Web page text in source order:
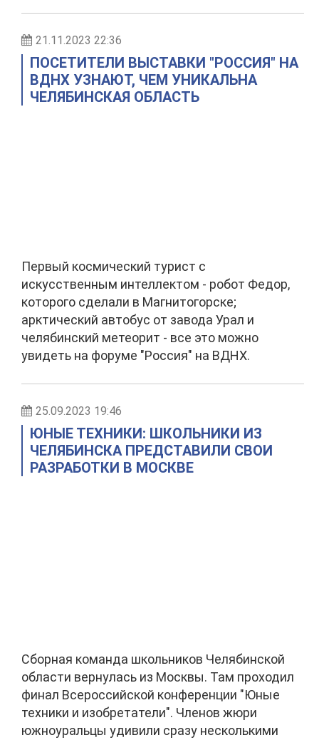
21.11.2023 22:36
ПОСЕТИТЕЛИ ВЫСТАВКИ "РОССИЯ" НА
ВДНХ УЗНАЮТ, ЧЕМ УНИКАЛЬНА
ЧЕЛЯБИНСКАЯ ОБЛАСТЬ
Первый космический турист с
искусственным интеллектом - робот Федор,
которого сделали в Магнитогорске;
арктический автобус от завода Урал и
челябинский метеорит - все это можно
увидеть на форуме "Россия" на ВДНХ.
25.09.2023 19:46
ЮНЫЕ ТЕХНИКИ: ШКОЛЬНИКИ ИЗ
ЧЕЛЯБИНСКА ПРЕДСТАВИЛИ СВОИ
РАЗРАБОТКИ В МОСКВЕ
Сборная команда школьников Челябинской
области вернулась из Москвы. Там проходил
финал Всероссийской конференции "Юные
техники и изобретатели". Членов жюри
южноуральцы удивили сразу несколькими